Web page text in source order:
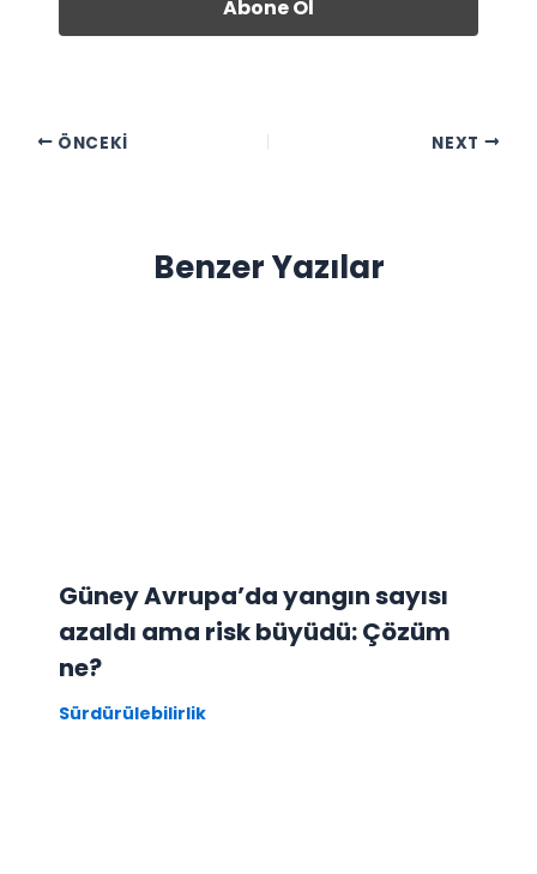
ÖNCEKI NEXT
Benzer Yazılar
Güney Avrupa’da yangın sayısı
azaldı ama risk büyüdü: Çözüm
ne?
Sürdürülebilirlik